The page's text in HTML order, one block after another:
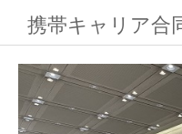
携帯キャリア合